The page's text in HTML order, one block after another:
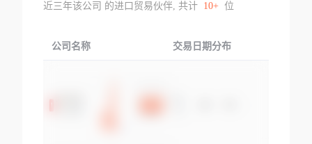
近三年该公司 的进口贸易伙伴, 共计 10+ 位
公司名称 交易日期分布